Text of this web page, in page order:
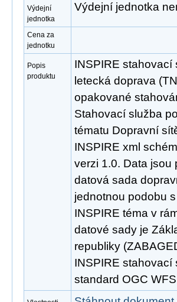
Výdejní
jednotka
Výdejní jednotka
Cena za
jednotku
Popis
produktu
INSPIRE stahovací
letecká doprava
opakované
Stahovací služba
tématu Dopravní
INSPIRE xml
verzi 1.0. Data jsou
datová sada
jednotnou podobu
INSPIRE téma v
datové sady je
republiky
INSPIRE stahovací
standard OGC